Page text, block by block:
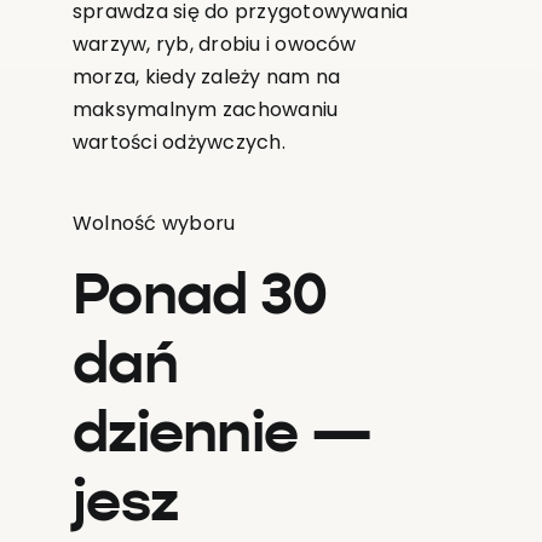
sprawdza się do przygotowywania
warzyw, ryb, drobiu i owoców
morza, kiedy zależy nam na
maksymalnym zachowaniu
wartości odżywczych.
Wolność wyboru
Ponad 30
dań
dziennie —
jesz